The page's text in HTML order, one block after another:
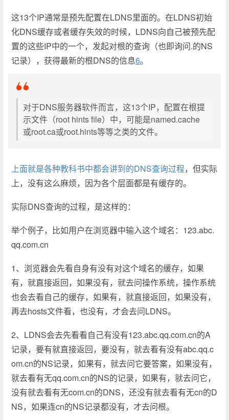
这13个IP通常是预先配置在LDNS里面的。在LDNS初始
化DNS缓存或者缓存失效的时候，LDNS向自己被预先配
置的这些IP中的一个，发起对根的查询（也即询问.的NS
记录），获得最新的根DNS的信息6。
对于DNS服务器软件而言，这13个IP，配置在根提
示文件（root hints file）中，可能是named.cache
或root.ca或root.hints等等之类的文件。
上面就是各种教科书中都会讲到的DNS查询过程，但实际
上，没有这么麻烦，因为各个层面都是有缓存的。
实际DNS查询的过程，是这样的：
举个例子，比如用户在浏览器中输入这个域名：123.abc.
qq.com.cn
1、浏览器会先看自身有没有对这个域名的缓存，如果
有，就直接返回，如果没有，就去问操作系统，操作系统
也会去看自己的缓存，如果有，就直接返回，如果没有，
再去hosts文件看，也没有，才会去问LDNS。
2、LDNS会去先看看自己有没有123.abc.qq.com.cn的A
记录，要有就直接返回，要没有，就去看有没有abc.qq.c
om.cn的NS记录，如果有，就去问它要答案，如果没有，
就去看有无qq.com.cn的NS的记录，如果有，就去问它，
没有就去看有无com.cn的DNS，还没有就去看有无cn的D
NS，如果连cn的NS记录都没有，才去问根。